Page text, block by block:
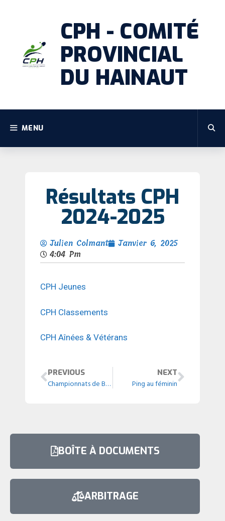
CPH - COMITÉ
PROVINCIAL
DU HAINAUT
MENU
Résultats CPH
2024-2025
Julien Colmant
Janvier 6, 2025
4:04 Pm
CPH Jeunes
CPH Classements
CPH Aînées & Vétérans
PREVIOUS
Championnats de Belgique
NEXT
Ping au féminin
BOÎTE À DOCUMENTS
ARBITRAGE